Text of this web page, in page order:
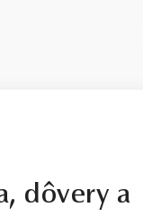
dôvery a